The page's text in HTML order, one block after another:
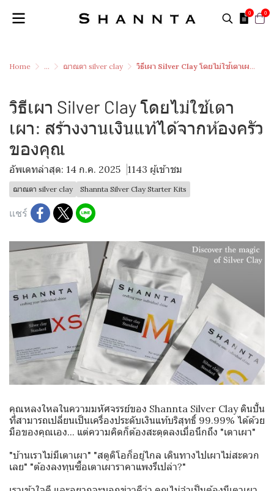
0 0
Home ... ฌาณตา silver clay วิธีเผา Silver Clay โดยไม่ใช้เตาเผา: สร้างงานเงินแท้ได้จากห้องครัวของคุณ
วิธีเผา Silver Clay โดยไม่ใช้เตา
เผา: สร้างงานเงินแท้ได้จากห้องครัว
ของคุณ
อัพเดทล่าสุด: 14 ก.ค. 2025 1143 ผู้เข้าชม
ฌาณตา silver clay Shannta Silver Clay Starter Kits
แชร์
คุณหลงใหลในความมหัศจรรย์ของ Shannta Silver Clay ดินปั้น
ที่สามารถเปลี่ยนเป็นเครื่องประดับเงินแท้บริสุทธิ์ 99.99% ได้ด้วย
มือของคุณเอง... แต่ความคิดก็ต้องสะดุดลงเมื่อนึกถึง "เตาเผา"
"บ้านเราไม่มีเตาเผา" "สตูดิโอก็อยู่ไกล เดินทางไปเผาไม่สะดวก
เลย" "ต้องลงทุนซื้อเตาเผาราคาแพงรึเปล่า?"